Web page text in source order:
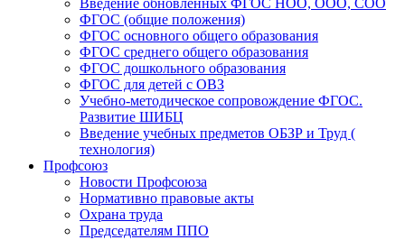
Введение обновленных ФГОС НОО, ООО, СОО
ФГОС (общие положения)
ФГОС основного общего образования
ФГОС среднего общего образования
ФГОС дошкольного образования
ФГОС для детей с ОВЗ
Учебно-методическое сопровождение ФГОС.
Развитие ШИБЦ
Введение учебных предметов ОБЗР и Труд (
технология)
Профсоюз
Новости Профсоюза
Нормативно правовые акты
Охрана труда
Председателям ППО